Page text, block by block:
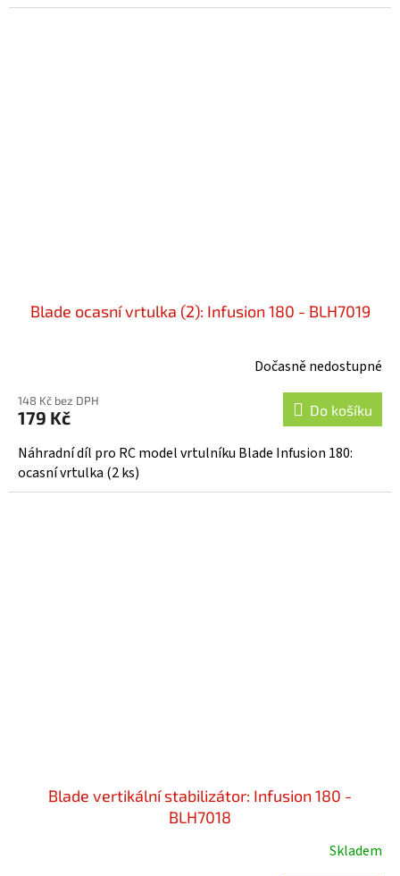
Blade ocasní vrtulka (2): Infusion 180 - BLH7019
Dočasně nedostupné
148 Kč bez DPH
179 Kč Do košíku
Náhradní díl pro RC model vrtulníku Blade Infusion 180:
ocasní vrtulka (2 ks)
Blade vertikální stabilizátor: Infusion 180 -
BLH7018
Skladem